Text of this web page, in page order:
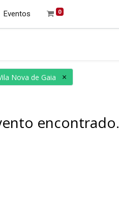
Eventos 0
Nova de Gaia ×
encontrado.